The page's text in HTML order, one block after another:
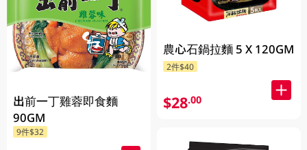
出前一丁雞蓉即食麵
90GM
9件$32
農心石鍋拉麵 5 X 120GM
2件$40
$28.00